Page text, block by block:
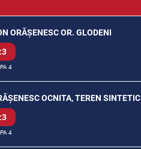
ORĂȘENESC OR. GLODENI
4
OCNITA, TEREN SINTETIC
4